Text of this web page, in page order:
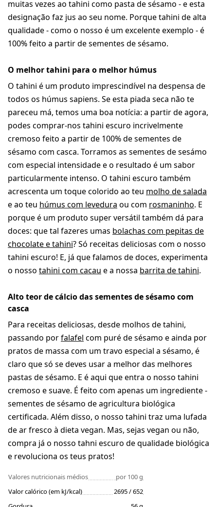
muitas vezes ao tahini como pasta de sésamo - e esta
designação faz jus ao seu nome. Porque tahini de alta
qualidade - como o nosso é um excelente exemplo - é
100% feito a partir de sementes de sésamo.
O melhor tahini para o melhor húmus
O tahini é um produto imprescindível na despensa de
todos os húmus sapiens. Se esta piada seca não te
pareceu má, temos uma boa notícia: a partir de agora,
podes comprar-nos tahini escuro incrivelmente
cremoso feito a partir de 100% de sementes de
sésamo com casca. Torramos as sementes de sesámo
com especial intensidade e o resultado é um sabor
particularmente intenso. O tahini escuro também
acrescenta um toque colorido ao teu molho de salada
e ao teu húmus com levedura ou com rosmaninho. E
porque é um produto super versátil também dá para
doces: que tal fazeres umas bolachas com pepitas de
chocolate e tahini? Só receitas deliciosas com o nosso
tahini escuro! E, já que falamos de doces, experimenta
o nosso tahini com cacau e a nossa barrita de tahini.
Alto teor de cálcio das sementes de sésamo com
casca
Para receitas deliciosas, desde molhos de tahini,
passando porfalafel com puré de sésamo e ainda por
pratos de massa com um travo especial a sésamo, é
claro que só se deves usar a melhor das melhores
pastas de sésamo. E é aqui que entra o nosso tahini
cremoso e suave. É feito com apenas um ingrediente -
sementes de sésamo de agricultura biológica
certificada. Além disso, o nosso tahini traz uma lufada
de ar fresco à dieta vegan. Mas, sejas vegan ou não,
compra já o nosso tahni escuro de qualidade biológica
e revoluciona os teus pratos!
Valores nutricionais médios
por 100 g
Valor calórico (em kJ/kcal)
2695 / 652